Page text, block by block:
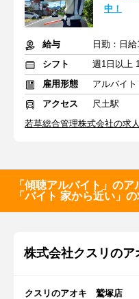
中！
給与
シフト
雇用形態
アルバイト
アクセス
尺土駅
若草総合管理株式会社の求
「傾聴アルバイト」の
「バイト 家から近い」
株式会社クスリのア
クスリのアオキ 鷲塚店